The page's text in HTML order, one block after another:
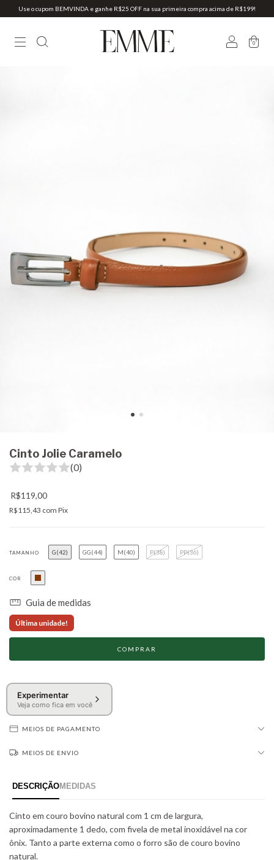
Use o cupom BEMVINDA e ganhe R$25 OFF na sua primeira compra acima de R$199!
0
Cinto Jolie Caramelo
(0)
R$119,00
R$115,43 com Pix
TAMANHO G(42) GG(44) M(40) P(38) PP(36)
COR
Guia de medidas
Última unidade!
Experimentar
Veja como fica em você
MEIOS DE PAGAMENTO
MEIOS DE ENVIO